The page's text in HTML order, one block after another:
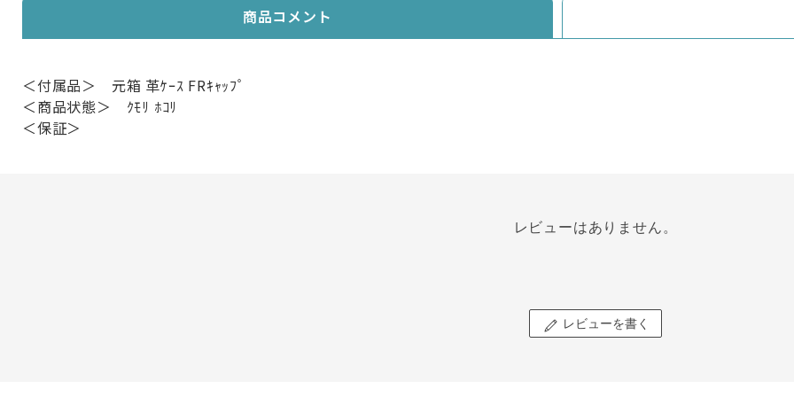
商品コメント
＜付属品＞ 元箱 革ｹｰｽ FRｷｬｯﾌﾟ
＜商品状態＞ ｸﾓﾘ ﾎｺﾘ
＜保証＞
レビューはありません。
レビューを書く